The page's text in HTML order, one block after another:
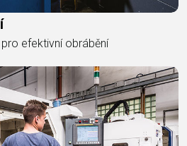
efektivní obrábění